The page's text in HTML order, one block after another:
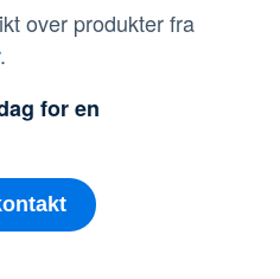
over produkter fra
.
for en